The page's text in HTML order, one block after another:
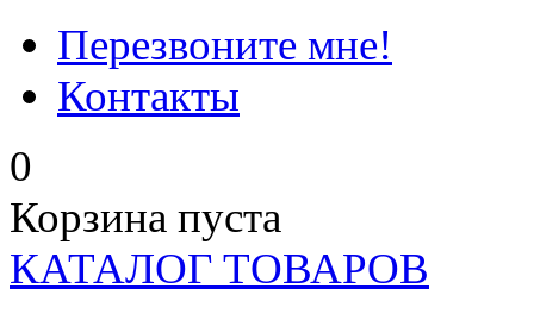
Перезвоните мне!
Контакты
0
Корзина пуста
КАТАЛОГ ТОВАРОВ